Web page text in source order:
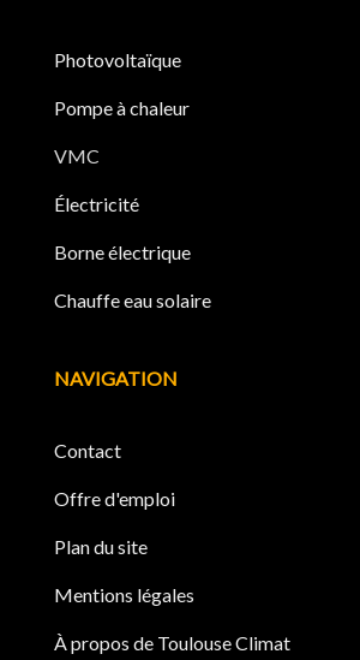
Photovoltaïque
Pompe à chaleur
VMC
Électricité
Borne électrique
Chauffe eau solaire
NAVIGATION
Contact
Offre d'emploi
Plan du site
Mentions légales
À propos de Toulouse Climat